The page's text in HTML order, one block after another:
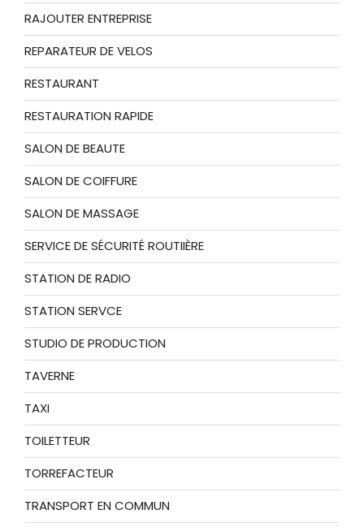
RAJOUTER ENTREPRISE
REPARATEUR DE VELOS
RESTAURANT
RESTAURATION RAPIDE
SALON DE BEAUTE
SALON DE COIFFURE
SALON DE MASSAGE
SERVICE DE SÉCURITÉ ROUTIIÈRE
STATION DE RADIO
STATION SERVCE
STUDIO DE PRODUCTION
TAVERNE
TAXI
TOILETTEUR
TORREFACTEUR
TRANSPORT EN COMMUN